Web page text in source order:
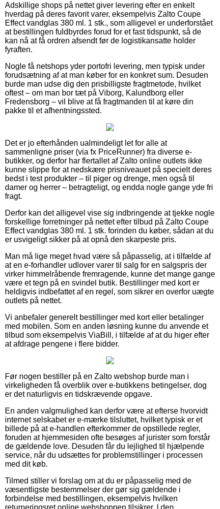
Adskillige shops på nettet giver levering efter en enkelt
hverdag på deres favorit varer, eksempelvis Zalto Coupe
Effect vandglas 380 ml. 1 stk., som alligevel er underforstået
at bestillingen fuldbyrdes forud for et fast tidspunkt, så de
kan nå at få ordren afsendt før de logistikansatte holder
fyraften.
Nogle få netshops yder portofri levering, men typisk under
forudsætning af at man køber for en konkret sum. Desuden
burde man udse dig den prisbilligste fragtmetode, hvilket
oftest – om man bor tæt på Viborg, Kalundborg eller
Fredensborg – vil blive at få fragtmanden til at køre din
pakke til et afhentningssted.
Det er jo efterhånden ualmindeligt let for alle at
sammenligne priser (via fx PriceRunner) fra diverse e-
butikker, og derfor har flertallet af Zalto online outlets ikke
kunne slippe for at nedskære prisniveauet på specielt deres
bedst i test produkter – til piger og drenge, men også til
damer og herrer – betragteligt, og endda nogle gange yde fri
fragt.
Derfor kan det alligevel vise sig indbringende at tjekke nogle
forskellige forretninger på nettet efter tilbud på Zalto Coupe
Effect vandglas 380 ml. 1 stk. forinden du køber, sådan at du
er usvigeligt sikker på at opnå den skarpeste pris.
Man må lige meget hvad være så påpasselig, at i tilfælde af
at en e-forhandler udlover varer til salg for en salgspris der
virker himmelråbende fremragende, kunne det mange gange
være et tegn på en svindel butik. Bestillinger med kort er
heldigvis indbefattet af en regel, som sikrer en overfor uægte
outlets på nettet.
Vi anbefaler generelt bestillinger med kort eller betalinger
med mobilen. Som en anden løsning kunne du anvende et
tilbud som eksempelvis ViaBill, i tilfælde af at du higer efter
at afdrage pengene i flere bidder.
Før nogen bestiller på en Zalto webshop burde man i
virkeligheden få overblik over e-butikkens betingelser, dog
er det naturligvis en tidskrævende opgave.
En anden valgmulighed kan derfor være at efterse hvorvidt
internet selskabet er e-mærke tilsluttet, hvilket typisk er et
billede på at e-handlen efterkommer de opstillede regler,
foruden at hjemmesiden ofte besøges af jurister som forstår
de gældende love. Desuden får du lejlighed til hjælpende
service, når du udsættes for problemstillinger i processen
med dit køb.
Tilmed stiller vi forslag om at du er påpasselig med de
væsentligste bestemmelser der gør sig gældende i
forbindelse med bestillingen, eksempelvis hvilken
returneringsret online webshoppen tilsikrer. I den